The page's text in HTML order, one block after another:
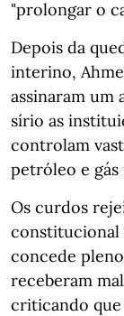
"prolongar o
Depois da
interino,
assinaram um
sírio as
controlam
petróleo e
Os curdos
constitucional
concede
receberam
criticando que